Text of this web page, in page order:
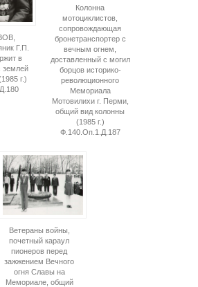
Г.П.
в
землей
г.)
Колонна
мотоциклистов,
сопровождающая
бронетранспортер с
вечным огнем,
доставленный с могил
борцов историко-
революционного
Мемориала
Мотовилихи г. Перми,
общий вид колонны
(1985 г.)
Ф.140.Оп.1.Д.187
Ветераны войны,
почетный караул
пионеров перед
зажжением Вечного
огня Славы на
Мемориале, общий